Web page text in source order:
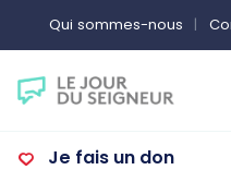
Qui sommes-nous
Je fais un don